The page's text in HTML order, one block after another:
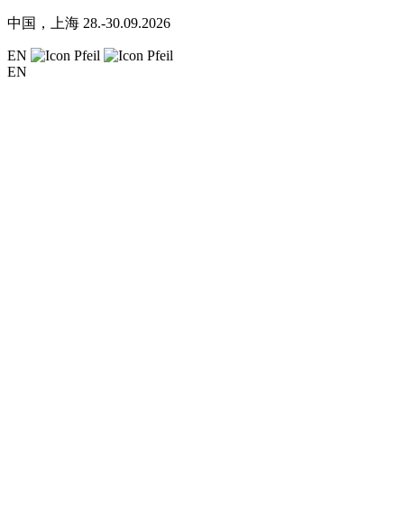
中国，上海 28.-30.09.2026
EN
EN